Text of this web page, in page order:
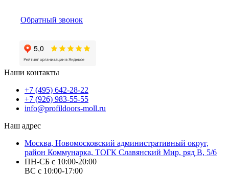
Обратный звонок
Наши контакты
+7 (495) 642-28-22
+7 (926) 983-55-55
info@profildoors-moll.ru
Наш адрес
Москва, Новомосковский административный округ,
район Коммунарка, ТОГК Славянский Мир, ряд В, 5/6
ПН-СБ с 10:00-20:00
ВС с 10:00-17:00